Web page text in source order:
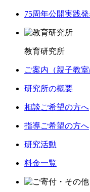
75周年公開実践
教育研究所
ご案内（親子教室
研究所の概要
相談ご希望の方へ
指導ご希望の方へ
研究活動
料金一覧